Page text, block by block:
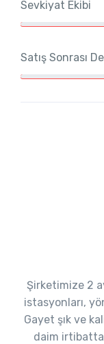
Sevkiyat Ekibi
Satış Sonrası
Şirketimize 2
istasyonları,
Gayet şık ve
daim irtibatta